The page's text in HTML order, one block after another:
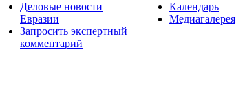
Деловые новости
Евразии
Запросить экспертный
комментарий
Календарь
Медиагалерея